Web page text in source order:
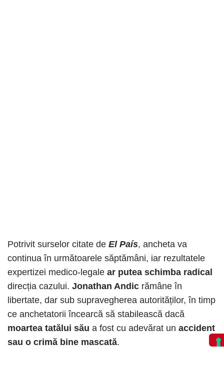
Potrivit surselor citate de El País, ancheta va
continua în următoarele săptămâni, iar rezultatele
expertizei medico-legale ar putea schimba radical
direcția cazului. Jonathan Andic rămâne în
libertate, dar sub supravegherea autorităților, în timp
ce anchetatorii încearcă să stabilească dacă
moartea tatălui său a fost cu adevărat un accident
sau o crimă bine mascată.